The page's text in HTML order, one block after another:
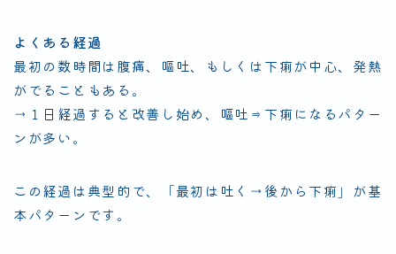
よくある経過
最初の数時間は腹痛、嘔吐、もしくは下痢が中心、発熱
がでることもある。
→１日経過すると改善し始め、嘔吐⇒下痢になるパター
ンが多い。
この経過は典型的で、「最初は吐く→後から下痢」が基
本パターンです。